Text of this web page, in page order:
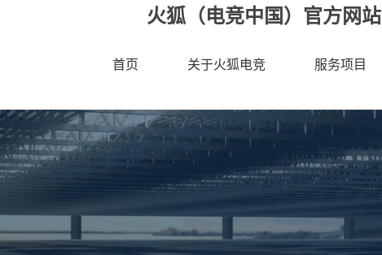
火狐（电竞中国）官方网站
首页 关于火狐电竞 服务项目